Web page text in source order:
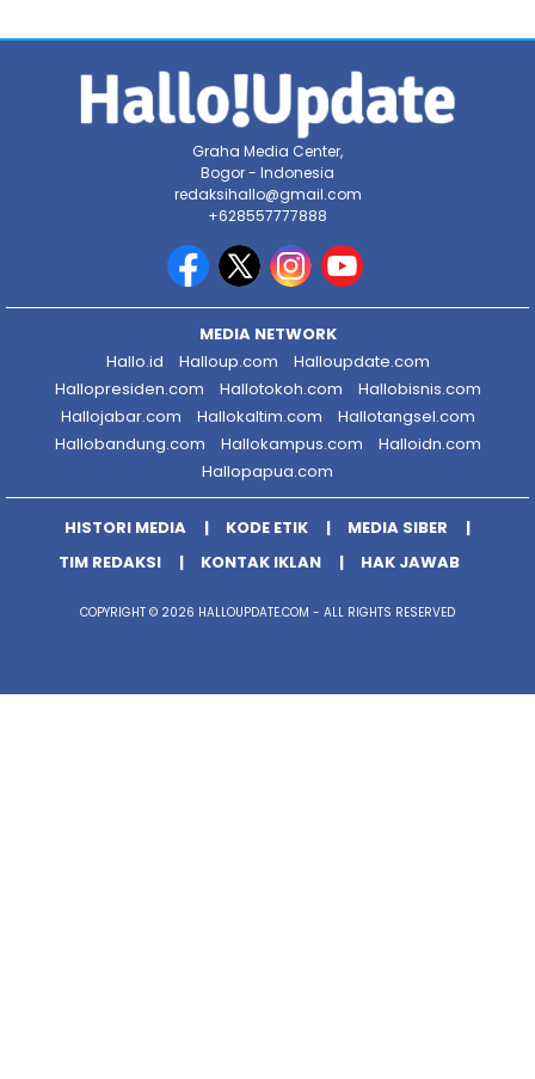
Graha Media Center,
Bogor - Indonesia
redaksihallo@gmail.com
+628557777888
MEDIA NETWORK
Hallo.id
Halloup.com
Halloupdate.com
Hallopresiden.com
Hallotokoh.com
Hallobisnis.com
Hallojabar.com
Hallokaltim.com
Hallotangsel.com
Hallobandung.com
Hallokampus.com
Halloidn.com
Hallopapua.com
HISTORI MEDIA KODE ETIK
MEDIA SIBER
TIM REDAKSI
KONTAK IKLAN HAK JAWAB
COPYRIGHT © 2026 HALLOUPDATE.COM - ALL RIGHTS RESERVED